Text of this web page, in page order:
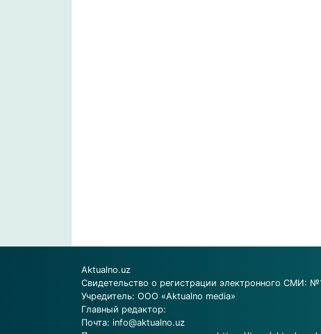
Aktualno.uz
Свидетельство о регистрации электронного СМИ:
Учредитель: ООО «Aktualno media»
Главный редактор:
Почта: info@aktualno.uz